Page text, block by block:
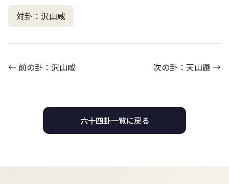
対卦：沢山咸
← 前の卦：沢山咸 次の卦：天山遯 →
六十四卦一覧に戻る